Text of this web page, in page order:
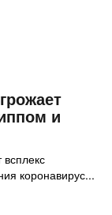
и
коронавирус...